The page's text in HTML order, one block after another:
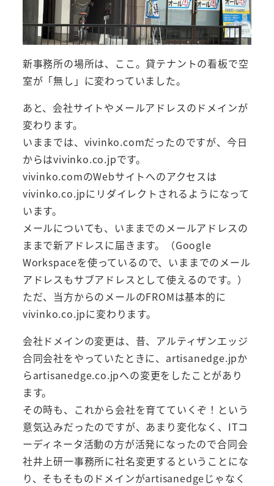
新事務所の場所は、ここ。貸テナントの看板で空
室が「無し」に変わっていました。
あと、会社サイトやメールアドレスのドメインが
変わります。
いままでは、vivinko.comだったのですが、今日
からはvivinko.co.jpです。
vivinko.comのWebサイトへのアクセスは
vivinko.co.jpにリダイレクトされるようになって
います。
メールについても、いままでのメールアドレスの
ままで新アドレスに届きます。（Google
Workspaceを使っているので、いままでのメール
アドレスもサブアドレスとして使えるのです。）
ただ、当方からのメールのFROMは基本的に
vivinko.co.jpに変わります。
会社ドメインの変更は、昔、アルティザンエッジ
合同会社をやっていたときに、artisanedge.jpか
らartisanedge.co.jpへの変更をしたことがあり
ます。
その時も、これから会社を育てていくぞ！という
意気込みだったのですが、あまり変化なく、ITコ
ーディネータ活動の方が活発になったので合同会
社井上研一事務所に社名変更するということにな
り、そもそものドメインがartisanedgeじゃなく